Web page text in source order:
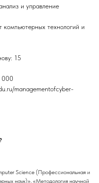
и управление
компьютерных технологий и
15
000
managementofcyber-
Science (Профессиональная и
наук)», «Методология научной